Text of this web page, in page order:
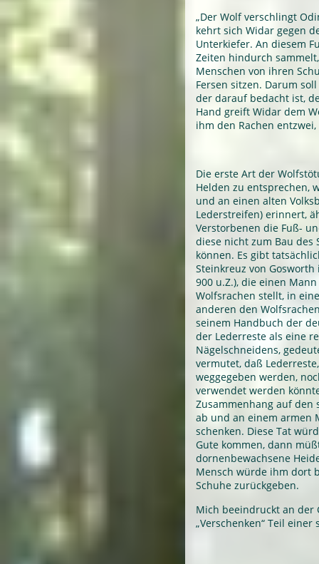
„Der Wolf verschlingt
kehrt sich Widar gegen
Unterkiefer. An diesem
Zeiten hindurch
Menschen von ihren
Fersen sitzen. Darum
der darauf bedacht ist,
Hand greift Widar dem
ihm den Rachen
Die erste Art der
Helden zu entsprechen,
und an einen alten
Lederstreifen) erinnert,
Verstorbenen die Fuß-
diese nicht zum Bau des
können. Es gibt
Steinkreuz von
900 u.Z.), die einen
Wolfsrachen stellt, in
anderen den
seinem Handbuch der
der Lederreste als eine
Nägelschneidens,
vermutet, daß
weggegeben werden,
verwendet werden
Zusammenhang auf den
ab und an einem armen
schenken. Diese Tat
Gute kommen, dann
dornenbewachsene
Mensch würde ihm dort
Schuhe zurückgeben.
Mich beeindruckt an der
„Verschenken“ Teil einer